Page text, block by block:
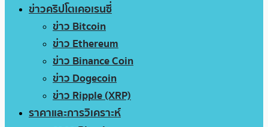
ข่าวคริปโตเคอเรนซี่
ข่าว Bitcoin
ข่าว Ethereum
ข่าว Binance Coin
ข่าว Dogecoin
ข่าว Ripple (XRP)
ราคาและการวิเคราะห์